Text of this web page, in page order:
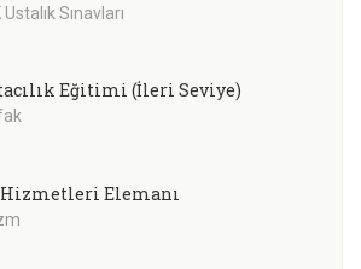
Ustalık Sınavları
Eğitimi (İleri Seviye)
Elemanı